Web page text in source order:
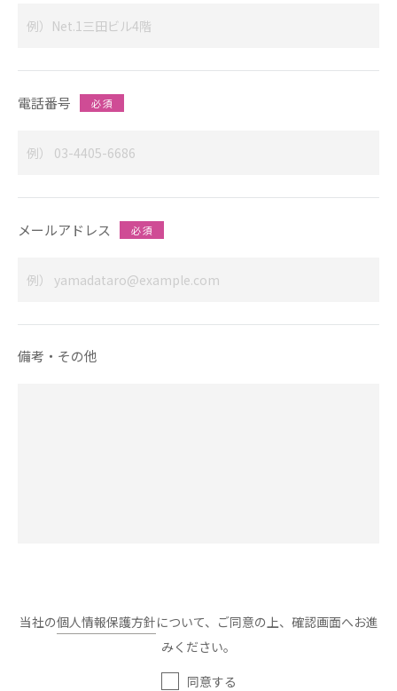
電話番号 必 須
メールアドレス 必 須
備考・その他
当社の個人情報保護方針について、ご同意の上、確認画面へお進
みください。
同意する